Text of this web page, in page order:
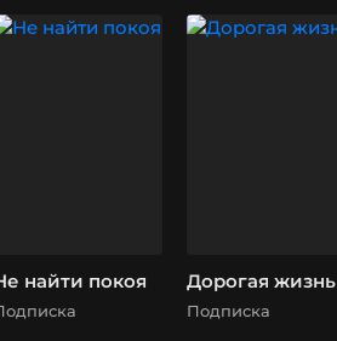
найти покоя Дорогая жизнь
Подписка